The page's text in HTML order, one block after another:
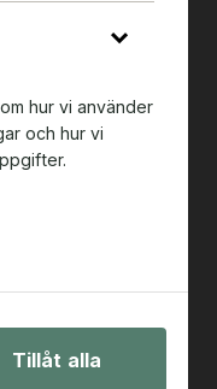
hur vi använder
och hur vi
Tillåt alla